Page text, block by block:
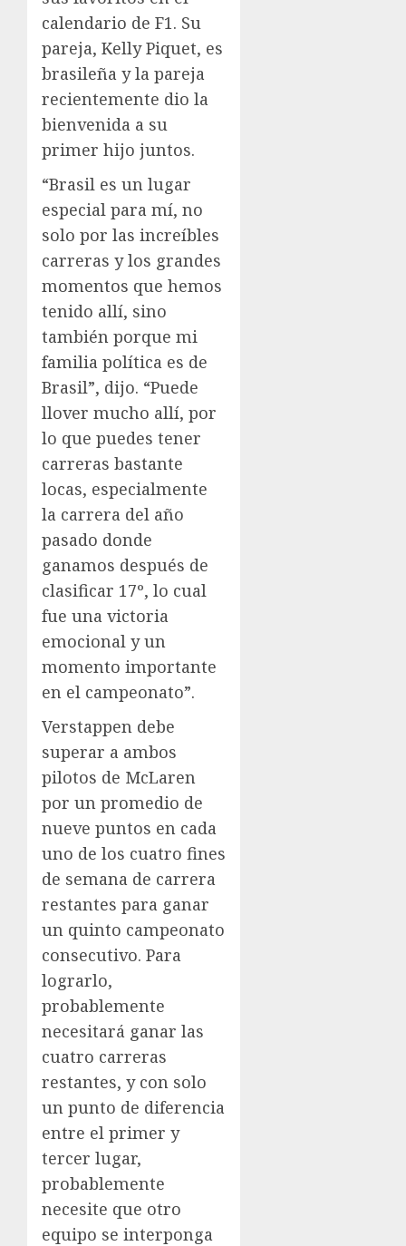
calendario de F1. Su
pareja, Kelly Piquet, es
brasileña y la pareja
recientemente dio la
bienvenida a su
primer hijo juntos.
“Brasil es un lugar
especial para mí, no
solo por las increíbles
carreras y los grandes
momentos que hemos
tenido allí, sino
también porque mi
familia política es de
Brasil”, dijo. “Puede
llover mucho allí, por
lo que puedes tener
carreras bastante
locas, especialmente
la carrera del año
pasado donde
ganamos después de
clasificar 17º, lo cual
fue una victoria
emocional y un
momento importante
en el campeonato”.
Verstappen debe
superar a ambos
pilotos de McLaren
por un promedio de
nueve puntos en cada
uno de los cuatro fines
de semana de carrera
restantes para ganar
un quinto campeonato
consecutivo. Para
lograrlo,
probablemente
necesitará ganar las
cuatro carreras
restantes, y con solo
un punto de diferencia
entre el primer y
tercer lugar,
probablemente
necesite que otro
equipo se interponga